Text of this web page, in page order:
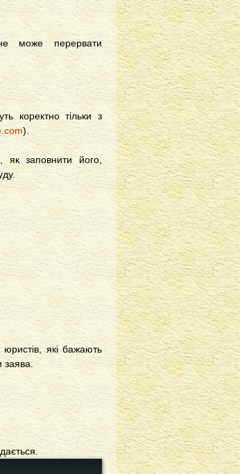
може перервати
коректно тільки з
).
як заповнити його,
які бажають
заява.